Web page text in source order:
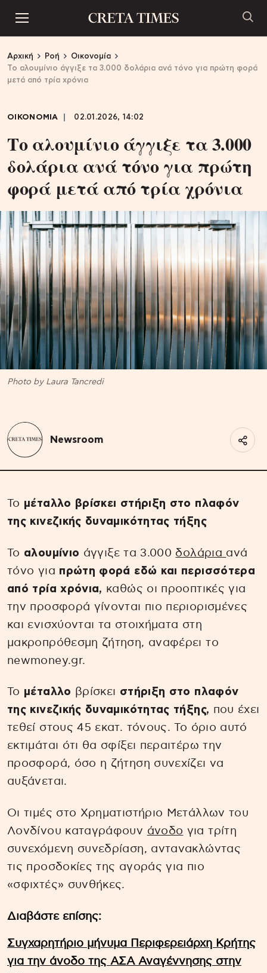
Αρχική Ροή
Οικονομία
Το αλουμίνιο άγγιξε τα 3.000 δολάρια ανά τόνο για πρώτη φορά
μετά από τρία χρόνια
ΟΙΚΟΝΟΜΙΑ 02.01.2026, 14:02
Το αλουμίνιο άγγιξε τα 3.000
δολάρια ανά τόνο για πρώτη
φορά μετά από τρία χρόνια
Photo by Laura Tancredi
Newsroom
Το μέταλλο βρίσκει στήριξη στο πλαφόν
της κινεζικής δυναμικότητας τήξης
Το αλουμίνιο άγγιξε τα 3.000 δολάρια ανά
τόνο για πρώτη φορά εδώ και περισσότερα
από τρία χρόνια, καθώς οι προοπτικές για
την προσφορά γίνονται πιο περιορισμένες
και ενισχύονται τα στοιχήματα στη
μακροπρόθεσμη ζήτηση, αναφέρει το
newmoney.gr.
Το μέταλλο βρίσκει στήριξη στο πλαφόν
της κινεζικής δυναμικότητας τήξης, που έχει
τεθεί στους 45 εκατ. τόνους. Το όριο αυτό
εκτιμάται ότι θα σφίξει περαιτέρω την
προσφορά, όσο η ζήτηση συνεχίζει να
αυξάνεται.
Οι τιμές στο Χρηματιστήριο Μετάλλων του
Λονδίνου καταγράφουν άνοδο για τρίτη
συνεχόμενη συνεδρίαση, αντανακλώντας
τις προσδοκίες της αγοράς για πιο
«σφιχτές» συνθήκες.
Διαβάστε επίσης:
Συγχαρητήριο μήνυμα Περιφερειάρχη Κρήτης
για την άνοδο της ΑΣΑ Αναγέννησης στην